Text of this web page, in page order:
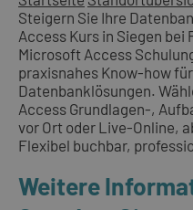
Steigern Sie Ihre
Access Kurs in Siegen bei
Microsoft Access
praxisnahes Know-how
Datenbanklösungen.
Access Grundlagen-,
vor Ort oder Live-Online,
Flexibel buchbar,
Weitere